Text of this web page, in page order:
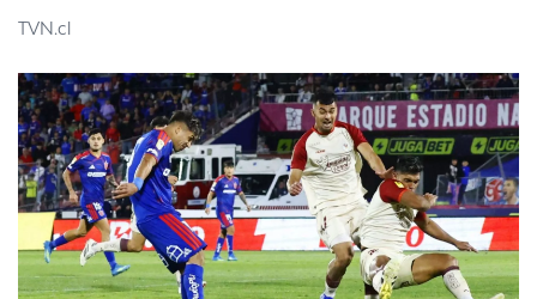
TELESERIES
NTV
ACTUALIDAD Y TENDENCIAS
CORPORATIVO Y TRANSPARENCIA
CANAL DE DENUNCIAS
TVN.cl